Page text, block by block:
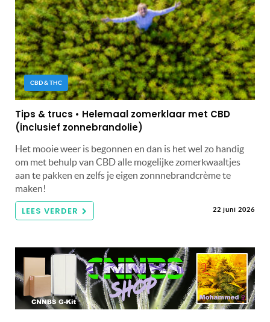
CBD & THC
Tips & trucs • Helemaal zomerklaar met CBD
(inclusief zonnebrandolie)
Het mooie weer is begonnen en dan is het wel zo handig
om met behulp van CBD alle mogelijke zomerkwaaltjes
aan te pakken en zelfs je eigen zonnnebrandcrème te
maken!
LEES VERDER 22 juni 2026